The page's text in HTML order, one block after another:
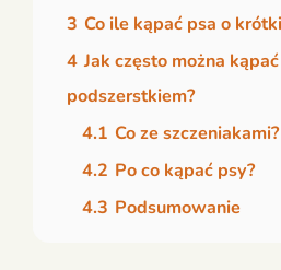
3 Co ile kąpać psa o
4 Jak często można
podszerstkiem?
4.1 Co ze szczeniakami?
4.2 Po co kąpać psy?
4.3 Podsumowanie